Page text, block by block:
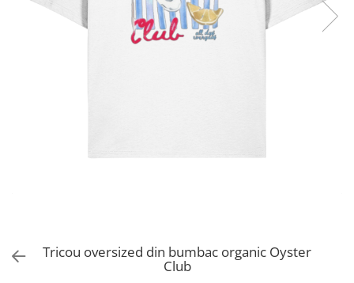
Tricou oversized din bumbac organic Oyster
Club